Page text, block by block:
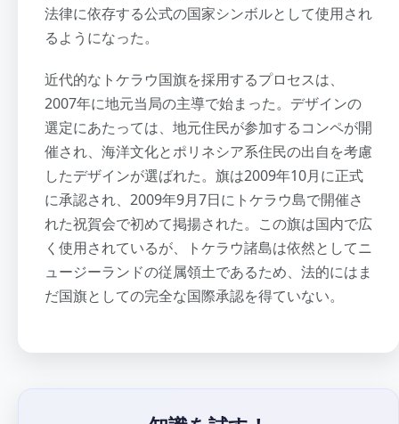
法律に依存する公式の国家シンボルとして使用され
るようになった。
近代的なトケラウ国旗を採用するプロセスは、
2007年に地元当局の主導で始まった。デザインの
選定にあたっては、地元住民が参加するコンペが開
催され、海洋文化とポリネシア系住民の出自を考慮
したデザインが選ばれた。旗は2009年10月に正式
に承認され、2009年9月7日にトケラウ島で開催さ
れた祝賀会で初めて掲揚された。この旗は国内で広
く使用されているが、トケラウ諸島は依然としてニ
ュージーランドの従属領土であるため、法的にはま
だ国旗としての完全な国際承認を得ていない。